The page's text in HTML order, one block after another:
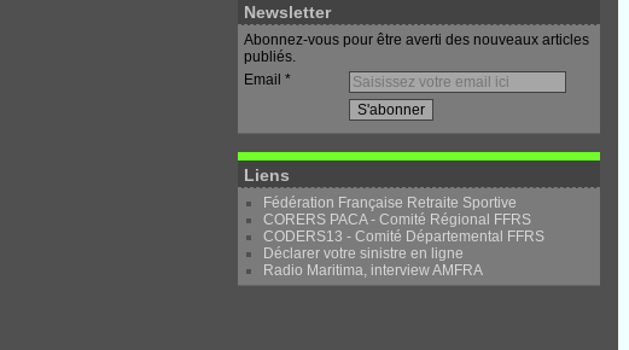
Newsletter
Abonnez-vous pour être averti des nouveaux articles
publiés.
Email
Liens
Fédération Française Retraite Sportive
CORERS PACA - Comité Régional FFRS
CODERS13 - Comité Départemental FFRS
Déclarer votre sinistre en ligne
Radio Maritima, interview AMFRA